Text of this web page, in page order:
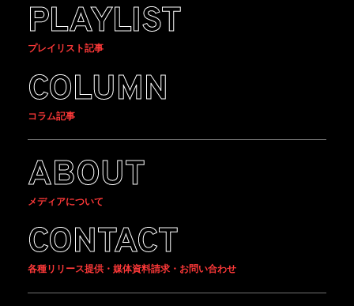
PLAYLIST
プレイリスト記事
COLUMN
コラム記事
ABOUT
メディアについて
CONTACT
各種リリース提供・媒体資料請求・お問い合わせ